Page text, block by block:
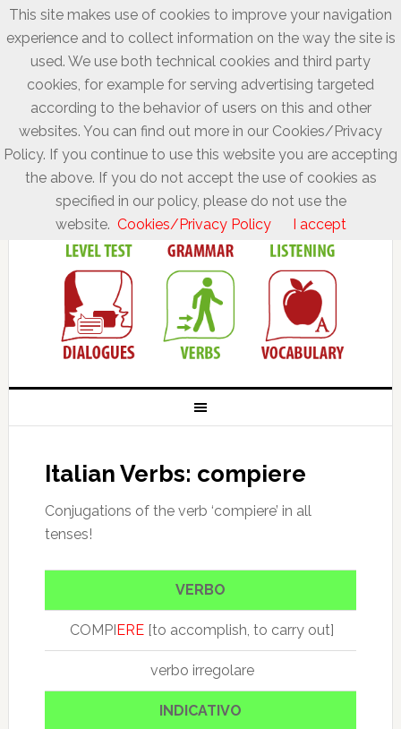
Italian Verbs: compiere
Conjugations of the verb ‘compiere’ in all
tenses!
VERBO
COMPIERE [to accomplish, to carry out]
verbo irregolare
INDICATIVO
This site makes use of cookies to improve your navigation
experience and to collect information on the way the site is
used. We use both technical cookies and third party
cookies, for example for serving advertising targeted
according to the behavior of users on this and other
websites. You can find out more in our Cookies/Privacy
Policy. If you continue to use this website you are accepting
the above. If you do not accept the use of cookies as
specified in our policy, please do not use the
website. Cookies/Privacy Policy I accept